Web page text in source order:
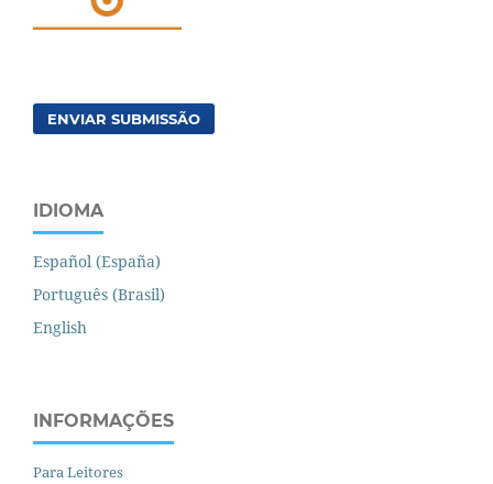
ENVIAR SUBMISSÃO
IDIOMA
Español (España)
Português (Brasil)
English
INFORMAÇÕES
Para Leitores